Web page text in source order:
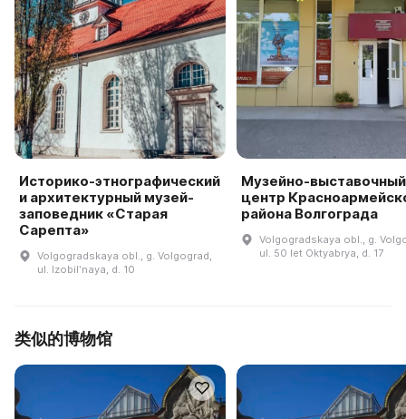
Историко-этнографический
и архитектурный музей-
заповедник «Старая
Сарепта»
Volgogradskaya obl., g. Volgograd,
ul. Izobilʹnaya, d. 10
Музейно-выставочный
центр
района Волгограда
Volgogradskaya obl., g.
ul. 50 let Oktyabrya, d. 17
类似的博物馆